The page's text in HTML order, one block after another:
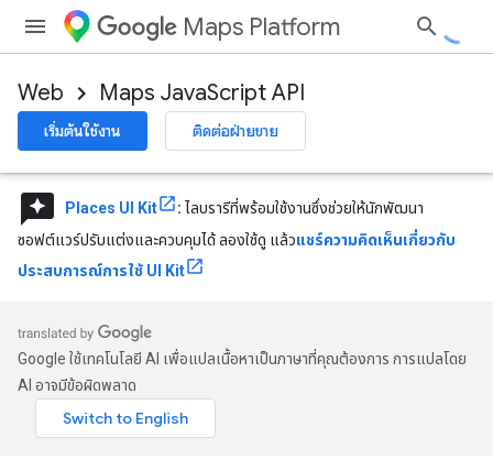
Maps Platform
Web Maps JavaScript API
เริ่มต้นใช้งาน ติดต่อฝ่ายขาย
reviews Places UI Kit : ไลบรารีที่พร้อมใช้งานซึ่งช่วยให้นักพัฒนา
ซอฟต์แวร์ปรับแต่งและควบคุมได้ ลองใช้ดู แล้วแชร์ความคิดเห็นเกี่ยวกับ
ประสบการณ์การใช้ UI Kit
Google ใช้เทคโนโลยี AI เพื่อแปลเนื้อหาเป็นภาษาที่คุณต้องการ การแปลโดย
AI อาจมีข้อผิดพลาด